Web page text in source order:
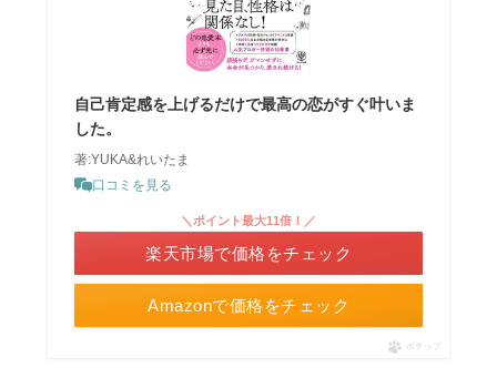
自己肯定感を上げるだけで最高の恋がすぐ叶いま
した。
著:YUKA&れいたま
口コミを見る
Amazonで価格をチェック
＼ポイント最大11倍！／
楽天市場で価格をチェック
ポチップ